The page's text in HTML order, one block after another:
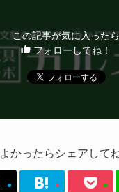
この記事が気に入ったら
フォローしてね！
よかったらシェアして